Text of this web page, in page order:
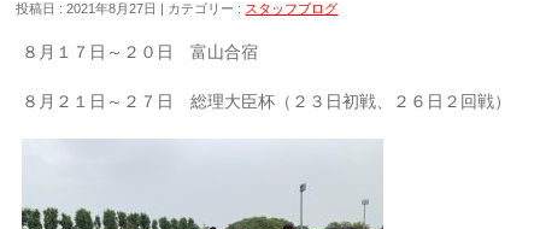
投稿日 : 2021年8月27日 | カテゴリー : スタッフブログ
８月１７日～２０日 富山合宿
８月２１日～２７日 総理大臣杯（２３日初戦、２６日２回戦）